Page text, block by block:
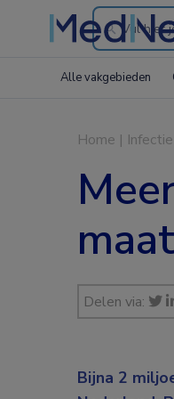
Search
the
Alle vakgebieden
Home |
Delen via:
Bijna 2